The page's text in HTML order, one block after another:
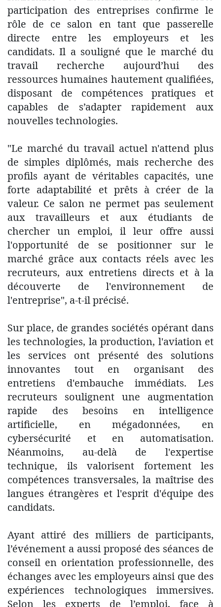
participation des entreprises confirme le
rôle de ce salon en tant que passerelle
directe entre les employeurs et les
candidats. Il a souligné que le marché du
travail recherche aujourd’hui des
ressources humaines hautement qualifiées,
disposant de compétences pratiques et
capables de s’adapter rapidement aux
nouvelles technologies.
"Le marché du travail actuel n'attend plus
de simples diplômés, mais recherche des
profils ayant de véritables capacités, une
forte adaptabilité et prêts à créer de la
valeur. Ce salon ne permet pas seulement
aux travailleurs et aux étudiants de
chercher un emploi, il leur offre aussi
l'opportunité de se positionner sur le
marché grâce aux contacts réels avec les
recruteurs, aux entretiens directs et à la
découverte de l'environnement de
l'entreprise", a-t-il précisé.
Sur place, de grandes sociétés opérant dans
les technologies, la production, l'aviation et
les services ont présenté des solutions
innovantes tout en organisant des
entretiens d'embauche immédiats. Les
recruteurs soulignent une augmentation
rapide des besoins en intelligence
artificielle, en mégadonnées, en
cybersécurité et en automatisation.
Néanmoins, au-delà de l'expertise
technique, ils valorisent fortement les
compétences transversales, la maîtrise des
langues étrangères et l'esprit d'équipe des
candidats.
Ayant attiré des milliers de participants,
l’événement a aussi proposé des séances de
conseil en orientation professionnelle, des
échanges avec les employeurs ainsi que des
expériences technologiques immersives.
Selon les experts de l’emploi, face à